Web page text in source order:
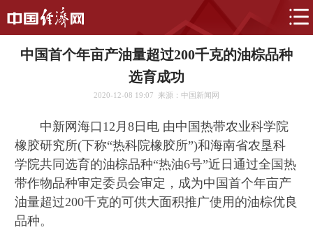
中国首个年亩产油量超过200千克的油棕品种
选育成功
2020-12-08 19:07 来源：中国新闻网
中新网海口12月8日电 由中国热带农业科学院
橡胶研究所(下称“热科院橡胶所”)和海南省农垦科
学院共同选育的油棕品种“热油6号”近日通过全国热
带作物品种审定委员会审定，成为中国首个年亩产
油量超过200千克的可供大面积推广使用的油棕优良
品种。